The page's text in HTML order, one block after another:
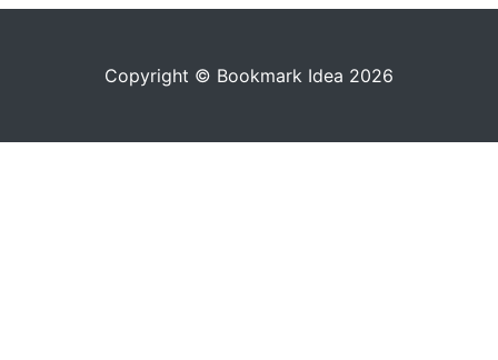
Copyright © Bookmark Idea 2026